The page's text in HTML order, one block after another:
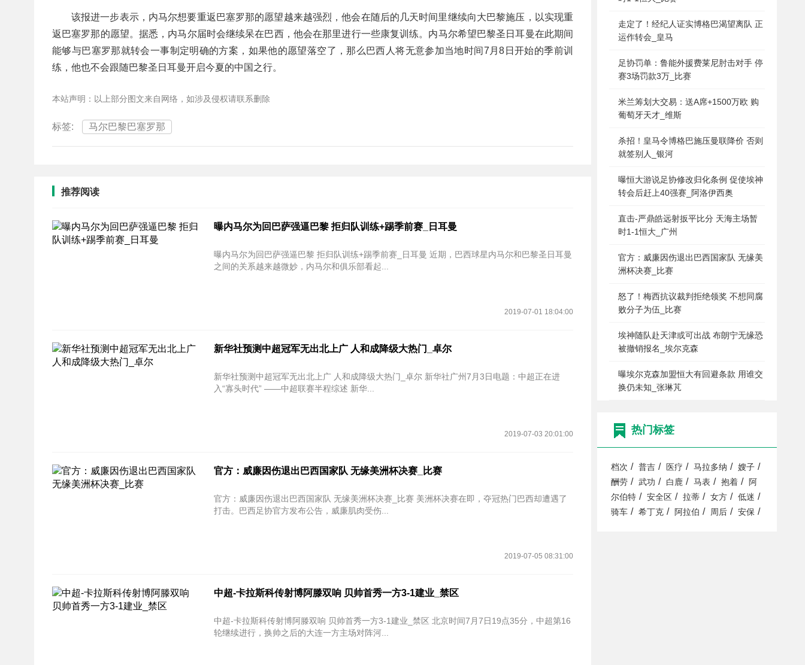
该报进一步表示，内马尔想要重返巴塞罗那的愿望越来越强烈，他会在随后的几天时间里继续向大巴黎施压，以实现重
返巴塞罗那的愿望。据悉，内马尔届时会继续呆在巴西，他会在那里进行一些康复训练。内马尔希望巴黎圣日耳曼在此期间
能够与巴塞罗那就转会一事制定明确的方案，如果他的愿望落空了，那么巴西人将无意参加当地时间7月8日开始的季前训
练，他也不会跟随巴黎圣日耳曼开启今夏的中国之行。
本站声明：以上部分图文来自网络，如涉及侵权请联系删除
标签: 马尔巴黎巴塞罗那
推荐阅读
曝内马尔为回巴萨强逼巴黎 拒归队训练+踢季前赛_日耳曼
曝内马尔为回巴萨强逼巴黎 拒归队训练+踢季前赛_日耳曼 近期，巴西球星内马尔和巴黎圣日耳曼
之间的关系越来越微妙，内马尔和俱乐部看起...
2019-07-01 18:04:00
新华社预测中超冠军无出北上广 人和成降级大热门_卓尔
新华社预测中超冠军无出北上广 人和成降级大热门_卓尔 新华社广州7月3日电题：中超正在进
入“寡头时代” ——中超联赛半程综述 新华...
2019-07-03 20:01:00
官方：威廉因伤退出巴西国家队 无缘美洲杯决赛_比赛
官方：威廉因伤退出巴西国家队 无缘美洲杯决赛_比赛 美洲杯决赛在即，夺冠热门巴西却遭遇了
打击。巴西足协官方发布公告，威廉肌肉受伤...
2019-07-05 08:31:00
中超-卡拉斯科传射博阿滕双响 贝帅首秀一方3-1建业_禁区
中超-卡拉斯科传射博阿滕双响 贝帅首秀一方3-1建业_禁区 北京时间7月7日19点35分，中超第16
轮继续进行，换帅之后的大连一方主场对阵河...
走定了！经纪人证实博格巴渴望离队 正
运作转会_皇马
足协罚单：鲁能外援费莱尼肘击对手 停
赛3场罚款3万_比赛
米兰筹划大交易：送A席+1500万欧 购
葡萄牙天才_维斯
杀招！皇马令博格巴施压曼联降价 否则
就签别人_银河
曝恒大游说足协修改归化条例 促使埃神
转会后赶上40强赛_阿洛伊西奥
直击-严鼎皓远射扳平比分 天海主场暂
时1-1恒大_广州
官方：威廉因伤退出巴西国家队 无缘美
洲杯决赛_比赛
怒了！梅西抗议裁判拒绝领奖 不想同腐
败分子为伍_比赛
埃神随队赴天津或可出战 布朗宁无缘恐
被撤销报名_埃尔克森
曝埃尔克森加盟恒大有回避条款 用谁交
换仍未知_张琳芃
热门标签
档次 / 普吉 / 医疗 / 马拉多纳 / 嫂子 /
酬劳 / 武功 / 白鹿 / 马表 / 抱着 /
阿
尔伯特 / 安全区 / 拉蒂 / 女方 / 低迷 /
骑车 / 希丁克 / 阿拉伯 / 周后 / 安保 /